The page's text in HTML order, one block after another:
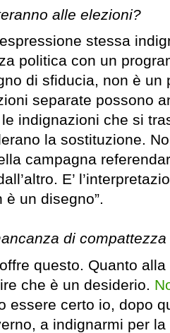
alle elezioni?
stessa
politica con un
di sfiducia, non è un
separate possono
indignazioni che si
la sostituzione.
campagna
E’
è un disegno”.
di compattezza
questo. Quanto
che è un desiderio.
essere certo io, dopo
a indignarmi per